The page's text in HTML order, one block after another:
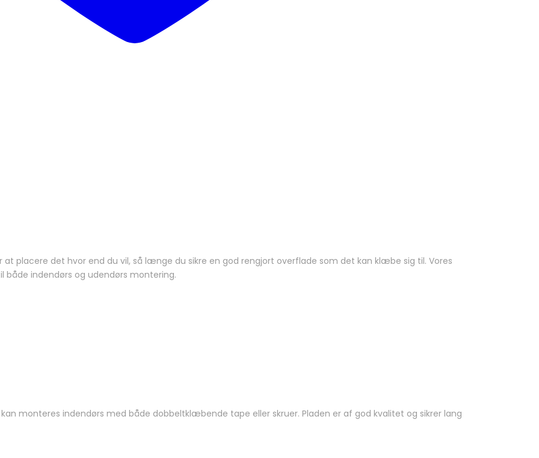
placere det hvor end du vil, så længe du sikre en god rengjort overflade som det kan klæbe sig til. Vores
indendørs og udendørs montering.
monteres indendørs med både dobbeltklæbende tape eller skruer. Pladen er af god kvalitet og sikrer lang